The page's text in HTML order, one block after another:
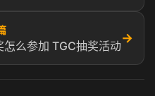
么参加 TGC抽奖活动
→